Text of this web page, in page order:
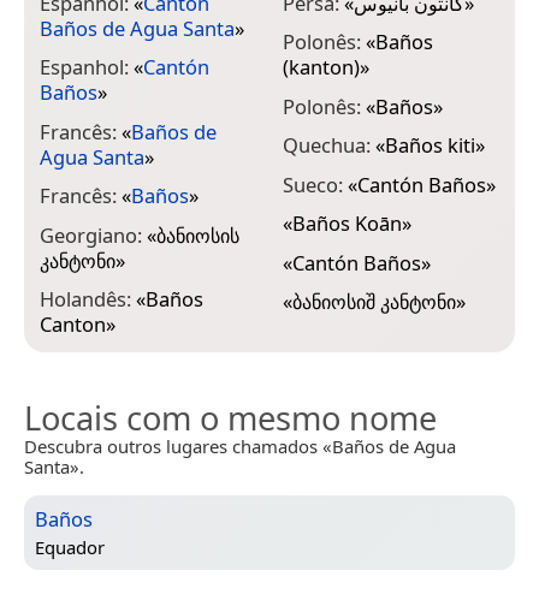
Baños de Agua Santa»
Espanhol:«Cantón
Baños»
Francês:«Baños de
Agua Santa»
Francês:«Baños»
Georgiano:«ბანიოსის
კანტონი»
Holandês:«Baños
Canton»
Polonês:«Baños
(kanton)»
Polonês:«Baños»
Quechua:«Baños kiti»
Sueco:«Cantón Baños»
«Baños Koān»
«Cantón Baños»
«ბანიოსიშ კანტონი»
Locais com o mesmo nome
Descubra outros lugares chamados «Baños de Agua
Santa».
Baños
Equador